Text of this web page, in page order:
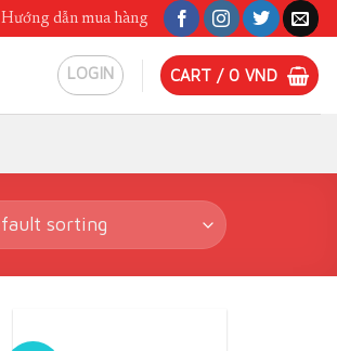
Hướng dẫn mua hàng
LOGIN CART / 0 VND